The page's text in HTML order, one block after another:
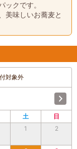
ックです。
美味しいお蕎麦と
対象外
土
日
1
2